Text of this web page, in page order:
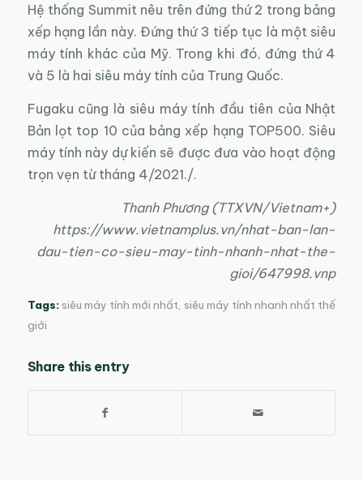
Hệ thống Summit nêu trên đứng thứ 2 trong bảng
xếp hạng lần này. Đứng thứ 3 tiếp tục là một siêu
máy tính khác của Mỹ. Trong khi đó, đứng thứ 4
và 5 là hai siêu máy tính của Trung Quốc.
Fugaku cũng là siêu máy tính đầu tiên của Nhật
Bản lọt top 10 của bảng xếp hạng TOP500. Siêu
máy tính này dự kiến sẽ được đưa vào hoạt động
trọn vẹn từ tháng 4/2021./.
Thanh Phương (TTXVN/Vietnam+)
https://www.vietnamplus.vn/nhat-ban-lan-
dau-tien-co-sieu-may-tinh-nhanh-nhat-the-
gioi/647998.vnp
Tags: siêu máy tính mới nhất, siêu máy tính nhanh nhất thế
giới
Share this entry